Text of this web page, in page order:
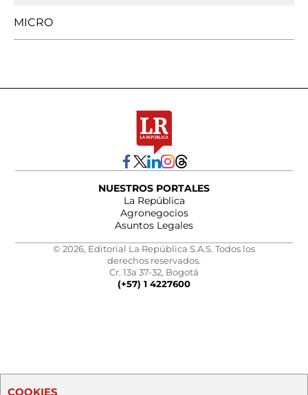
MICRO
NUESTROS PORTALES
La República
Agronegocios
Asuntos Legales
© 2026, Editorial La República S.A.S. Todos los
derechos reservados.
Cr. 13a 37-32, Bogotá
(+57) 1 4227600
COOKIES